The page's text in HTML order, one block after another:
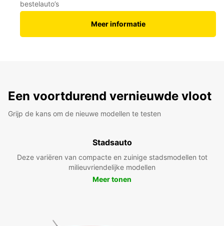
bestelauto’s
Meer informatie
Een voortdurend vernieuwde vloot
Grijp de kans om de nieuwe modellen te testen
Stadsauto
Deze variëren van compacte en zuinige stadsmodellen tot
milieuvriendelijke modellen
Meer tonen